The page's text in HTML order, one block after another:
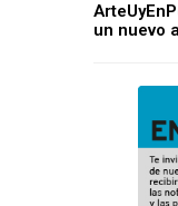
un nuevo